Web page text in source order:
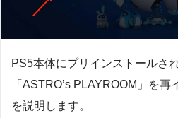
PS5本体にプリインストールさ
「ASTRO’s PLAYROOM」を
を説明します。